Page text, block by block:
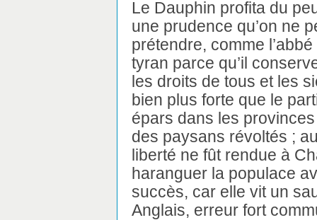
Le Dauphin profita du
une prudence qu’on ne
prétendre, comme
tyran parce qu’il
les droits de tous et les
bien plus forte que le
épars dans les
des paysans révoltés ;
liberté ne fût rendue à
haranguer la populace
succès, car elle vit un
Anglais, erreur fort